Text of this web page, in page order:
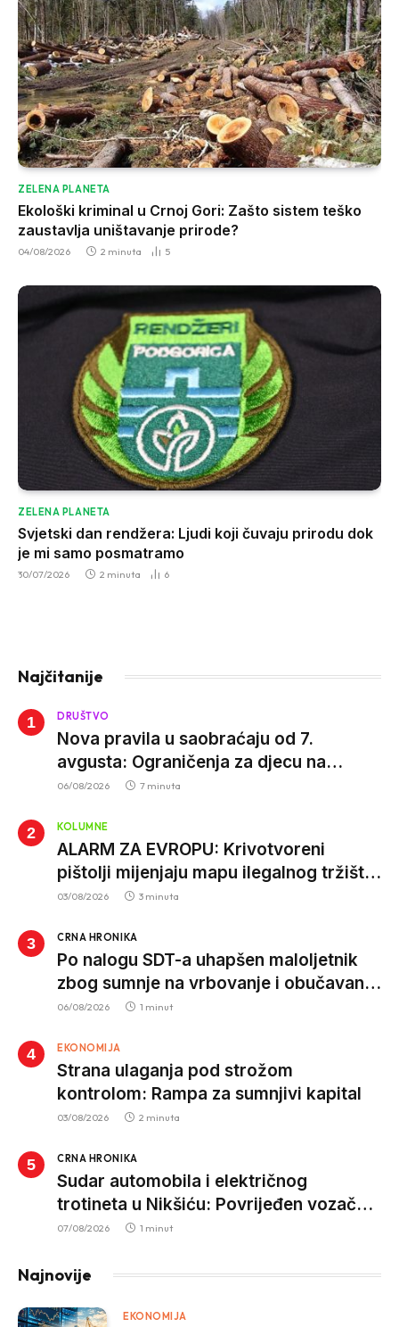
ZELENA PLANETA
Ekološki kriminal u Crnoj Gori: Zašto sistem teško
zaustavlja uništavanje prirode?
04/08/2026 2 minuta 5
ZELENA PLANETA
Svjetski dan rendžera: Ljudi koji čuvaju prirodu dok
je mi samo posmatramo
30/07/2026 2 minuta 6
Najčitanije
DRUŠTVO
Nova pravila u saobraćaju od 7.
avgusta: Ograničenja za djecu na
trotinetima i mlade vozače, veće kazne
06/08/2026 7 minuta
KOLUMNE
ALARM ZA EVROPU: Krivotvoreni
pištolji mijenjaju mapu ilegalnog tržišta,
istrage ukazuju na proizvodnju van EU
03/08/2026 3 minuta
CRNA HRONIKA
Po nalogu SDT-a uhapšen maloljetnik
zbog sumnje na vrbovanje i obučavanje
za izvršenje terorističkih djela
06/08/2026 1 minut
EKONOMIJA
Strana ulaganja pod strožom
kontrolom: Rampa za sumnjivi kapital
03/08/2026 2 minuta
CRNA HRONIKA
Sudar automobila i električnog
trotineta u Nikšiću: Povrijeđen vozač
trotineta, prebačen u bolnicu
07/08/2026 1 minut
Najnovije
EKONOMIJA